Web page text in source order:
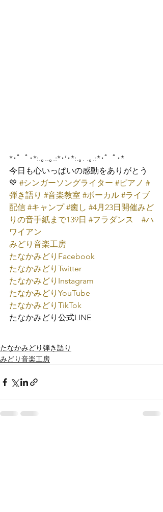
*･゜ﾟ･*:.｡..｡.:*･’･*:.｡. .｡.:*･゜ﾟ･*
今日も心いっぱいの感動をありがとう
💚 #シンガーソングライター #ピアノ #
弾き語り #音楽教室 #ボーカル #ライブ
配信 #キャンプ #癒し #4月23日開催みど
りの音手紙まで139日 #フラダンス
#ハ
ワイアン
みどり音楽工房
たなかみどり Facebook
たなかみどり Twitter
たなかみどり Instagram
たなかみどり YouTube
たなかみどり TikTok
たなかみどり公式LINE
たなかみどり弾き語り
みどり音楽工房